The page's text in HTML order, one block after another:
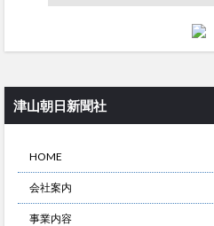
津山朝日新聞社
HOME
会社案内
事業内容